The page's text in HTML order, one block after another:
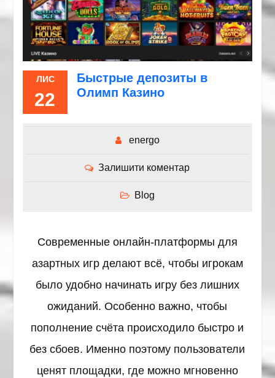
ЛИС
22
Быстрые депозиты в
Олимп Казино
energo
Залишити коментар
Blog
Современные онлайн-платформы для
азартных игр делают всё, чтобы игрокам
было удобно начинать игру без лишних
ожиданий. Особенно важно, чтобы
пополнение счёта происходило быстро и
без сбоев. Именно поэтому пользователи
ценят площадки, где можно мгновенно